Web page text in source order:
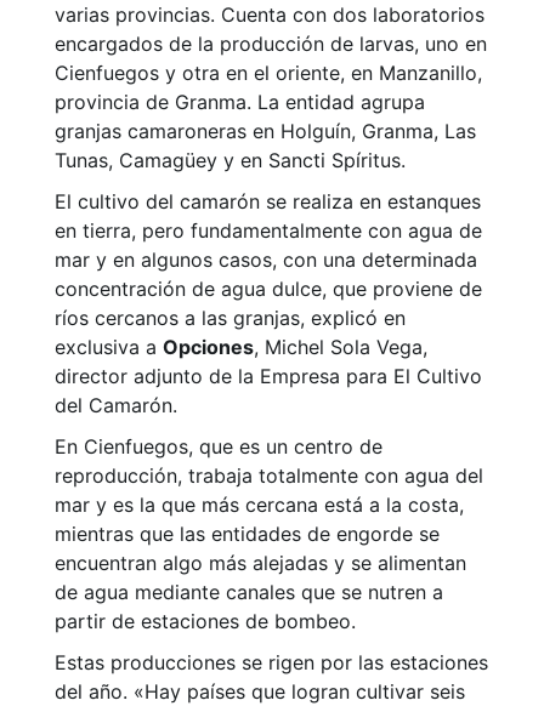
varias provincias. Cuenta con dos laboratorios
encargados de la producción de larvas, uno en
Cienfuegos y otra en el oriente, en Manzanillo,
provincia de Granma. La entidad agrupa
granjas camaroneras en Holguín, Granma, Las
Tunas, Camagüey y en Sancti Spíritus.
El cultivo del camarón se realiza en estanques
en tierra, pero fundamentalmente con agua de
mar y en algunos casos, con una determinada
concentración de agua dulce, que proviene de
ríos cercanos a las granjas, explicó en
exclusiva a Opciones, Michel Sola Vega,
director adjunto de la Empresa para El Cultivo
del Camarón.
En Cienfuegos, que es un centro de
reproducción, trabaja totalmente con agua del
mar y es la que más cercana está a la costa,
mientras que las entidades de engorde se
encuentran algo más alejadas y se alimentan
de agua mediante canales que se nutren a
partir de estaciones de bombeo.
Estas producciones se rigen por las estaciones
del año. «Hay países que logran cultivar seis